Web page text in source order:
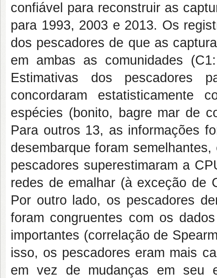
confiável para reconstruir as
para 1993, 2003 e 2013. Os
dos pescadores de que as
em ambas as comunidades
Estimativas dos pescadores
concordaram
espécies (bonito, bagre mar de
Para outros 13, as informações
desembarque foram
pescadores superestimaram a
redes de emalhar (à exceção de
Por outro lado, os pescadores
foram congruentes com os
importantes (correlação de
isso, os pescadores eram mais
em vez de mudanças em seu